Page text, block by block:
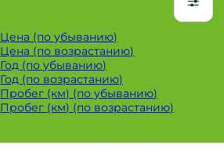
до
Цена (по убыванию)
Цена (по возрастанию)
Год (по убыванию)
Год (по возрастанию)
Пробег (км) (по убыванию)
Пробег (км) (по возрастанию)